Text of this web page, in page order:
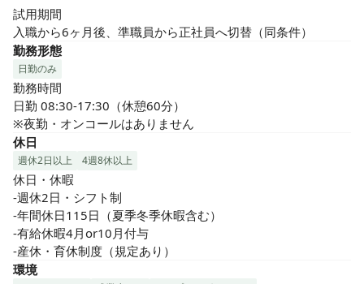
試用期間
入職から6ヶ月後、準職員から正社員へ切替（同条件）
勤務形態
日勤のみ
勤務時間
日勤 08:30-17:30（休憩60分）
※夜勤・オンコールはありません
休日
週休2日以上 4週8休以上
休日・休暇
-週休2日・シフト制
-年間休日115日（夏季冬季休暇含む）
-有給休暇4月or10月付与
-産休・育休制度（規定あり）
環境